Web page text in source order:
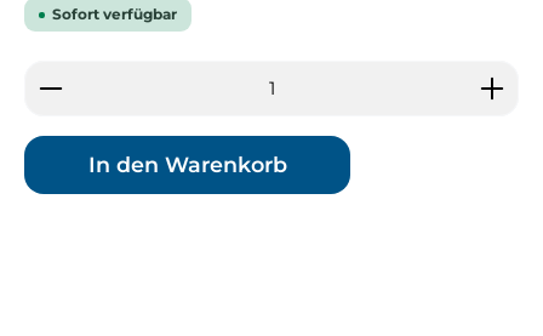
Sofort verfügbar
Produkt Anzahl: Gib den gewünschten Wert
In den Warenkorb